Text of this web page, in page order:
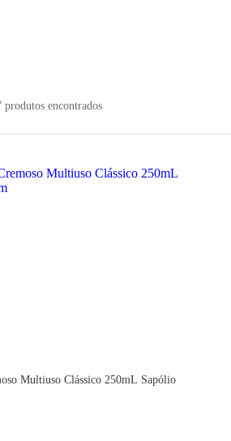
encontrados
Multiuso Clássico 250mL Sapólio